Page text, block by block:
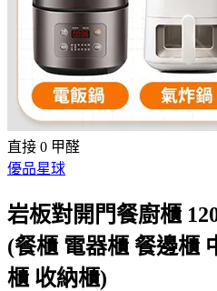
直接 0 甲醛
優品星球
岩板對開門餐廚櫃
(餐櫃 電器櫃 餐邊櫃
櫃 收納櫃)